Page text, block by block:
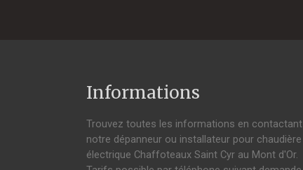
Informations
Trouvez toutes les informations en contactant
notre dépanneur ou installateur pour chaudière
électrique Chaffoteaux Saint Cyr au Mont d'Or.